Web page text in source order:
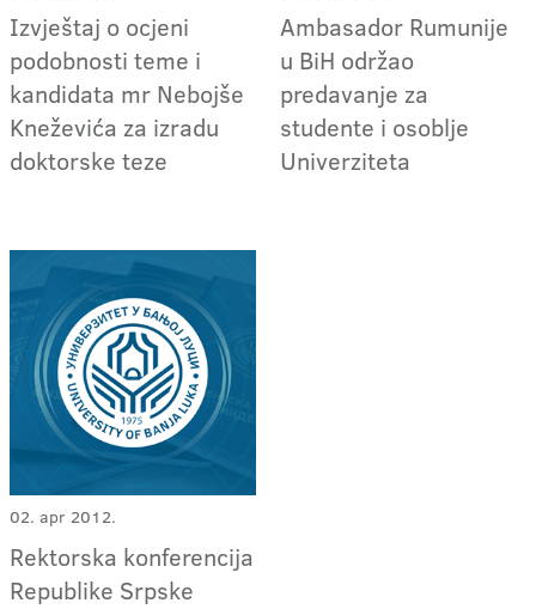
Izvještaj o ocjeni
podobnosti teme i
kandidata mr Nebojše
Kneževića za izradu
doktorske teze
Ambasador Rumunije
u BiH održao
predavanje za
studente i osoblje
Univerziteta
02. apr 2012.
Rektorska konferencija
Republike Srpske